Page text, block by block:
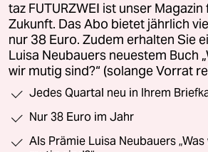
taz FUTURZWEI ist unser
Zukunft. Das Abo bietet jährlich
nur 38 Euro. Zudem erhalten Sie
Luisa Neubauers neuestem Buch
wir mutig sind?“ (solange Vorrat
Jedes Quartal neu in Ihrem
Nur 38 Euro im Jahr
Als Prämie Luisa Neubauers